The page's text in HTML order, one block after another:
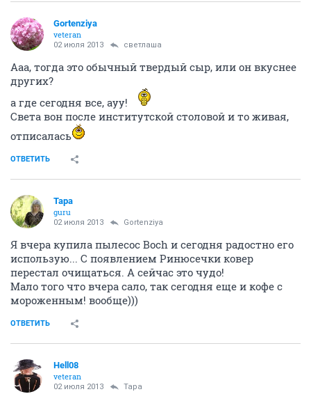
Gortenziya
veteran
02 июля 2013 светлаша
Ааа, тогда это обычный твердый сыр, или он вкуснее
других?
а где сегодня все, ауу!
Света вон после институтской столовой и то живая,
отписалась
ОТВЕТИТЬ
Тара
guru
02 июля 2013 Gortenziya
Я вчера купила пылесос Boch и сегодня радостно его
использую... С появлением Ринюсечки ковер
перестал очищаться. А сейчас это чудо!
Мало того что вчера сало, так сегодня еще и кофе с
мороженным! вообще)))
ОТВЕТИТЬ
Hell08
veteran
02 июля 2013 Тара